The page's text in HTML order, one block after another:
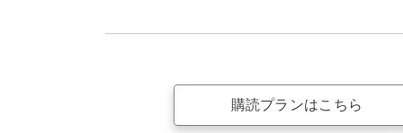
購読プランはこちら